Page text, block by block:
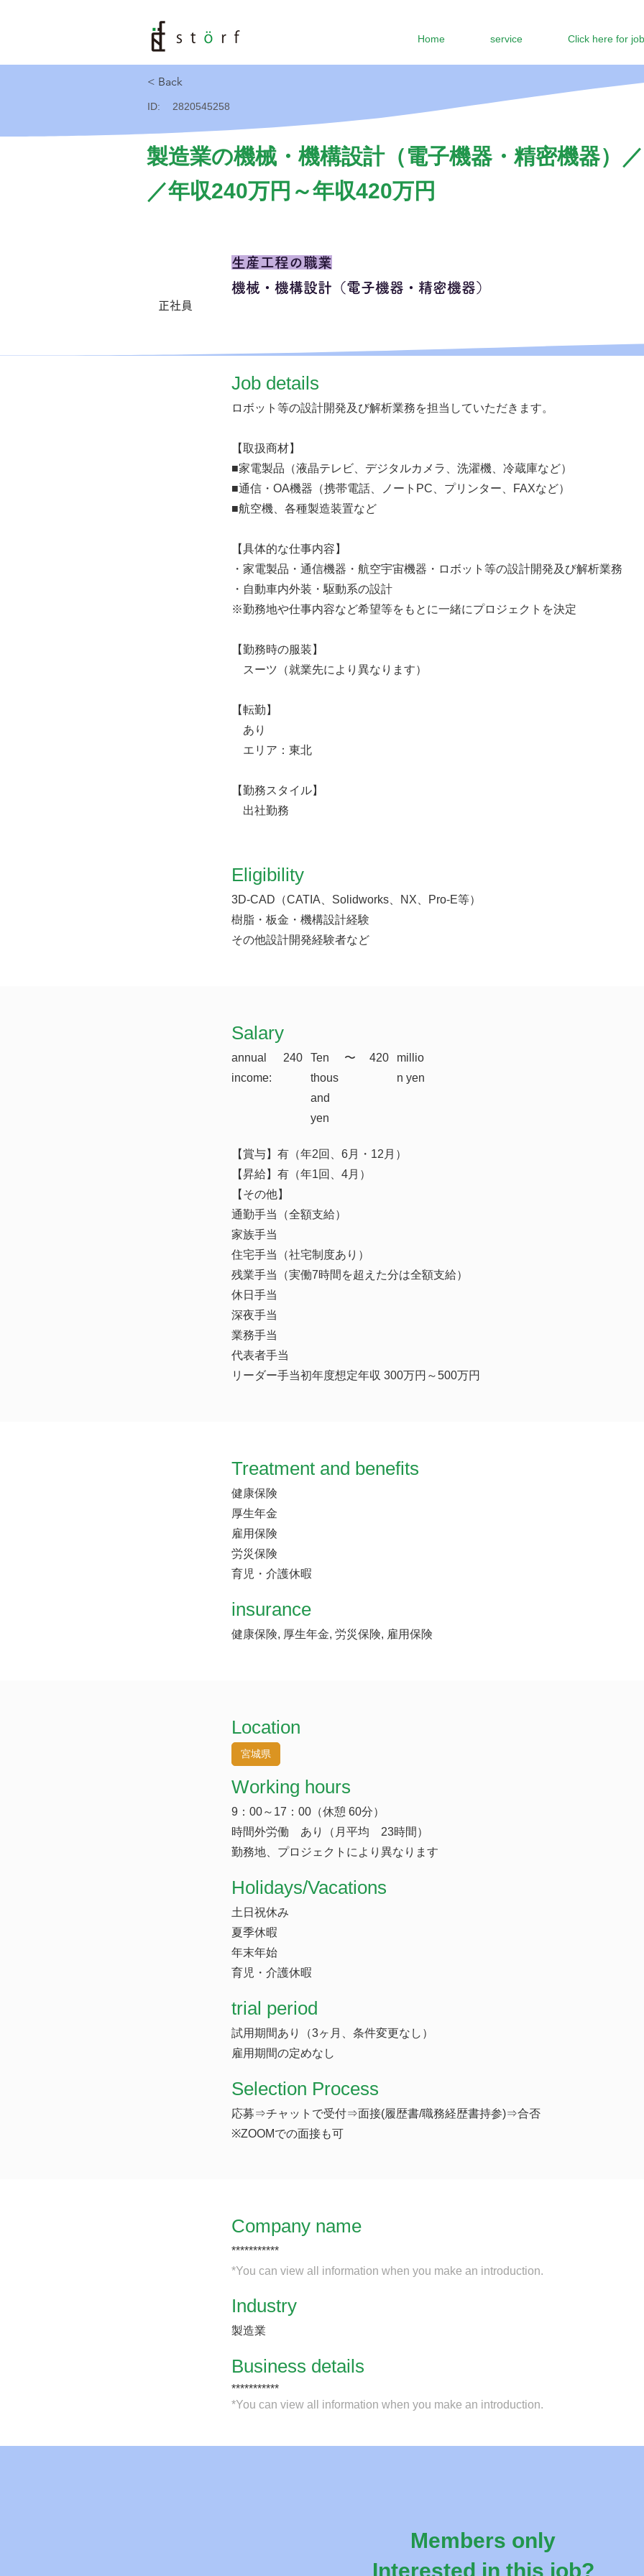
Home service Click here for
< Back
ID: 2820545258
製造業の機械・機構設計（電子機器・精密機器）
／年収240万円～年収420万円
正社員
生産工程の職業
機械・機構設計（電子機器・精密機器）
​Job details
ロボット等の設計開発及び解析業務を担当していただきます。
【取扱商材】
■家電製品（液晶テレビ、デジタルカメラ、洗濯機、冷蔵庫など）
■通信・OA機器（携帯電話、ノートPC、プリンター、FAXなど）
■航空機、各種製造装置など
【具体的な仕事内容】
・家電製品・通信機器・航空宇宙機器・ロボット等の設計開発及び解析業務
・自動車内外装・駆動系の設計
※勤務地や仕事内容など希望等をもとに一緒にプロジェクトを決定
【勤務時の服装】
スーツ（就業先により異なります）
【転勤】
あり
エリア：東北
【勤務スタイル】
出社勤務
Eligibility
3D-CAD（CATIA、Solidworks、NX、Pro-E等）
樹脂・板金・機構設計経験
その他設計開発経験者など
​Salary
annual
income:
240
Ten
thous
and
yen
​〜 420
millio
n yen
【賞与】有（年2回、6月・12月）
【昇給】有（年1回、4月）
【その他】
通勤手当（全額支給）
家族手当
住宅手当（社宅制度あり）
残業手当（実働7時間を超えた分は全額支給）
休日手当
深夜手当
業務手当
代表者手当
リーダー手当初年度想定年収 300万円～500万円
Treatment and benefits
健康保険
厚生年金
雇用保険
労災保険
育児・介護休暇
insurance
健康保険, 厚生年金, 労災保険, 雇用保険
Location
宮城県
Working hours
9：00～17：00（休憩 60分）
時間外労働 あり（月平均 23時間）
勤務地、プロジェクトにより異なります
​Holidays/Vacations
土日祝休み
夏季休暇
年末年始
育児・介護休暇
trial period
試用期間あり（3ヶ月、条件変更なし）
雇用期間の定めなし
Selection Process
応募⇒チャットで受付⇒面接(履歴書/職務経歴書持参)⇒合否
※ZOOMでの面接も可
Company name
***********
*You can view all information when you make an introduction.
Industry
製造業
​Business details
***********
*You can view all information when you make an introduction.
Members only
Interested in this job?